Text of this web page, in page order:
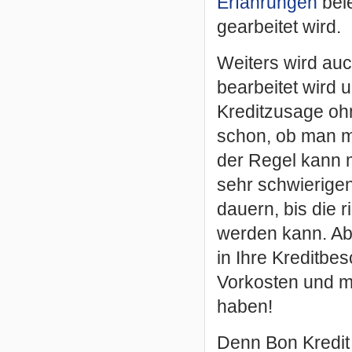
gearbeitet wird.
Weiters wird
bearbeitet wird
Kreditzusage
schon, ob man
der Regel kann
sehr
dauern, bis die
werden kann.
in Ihre
Vorkosten und
haben!
Denn Bon